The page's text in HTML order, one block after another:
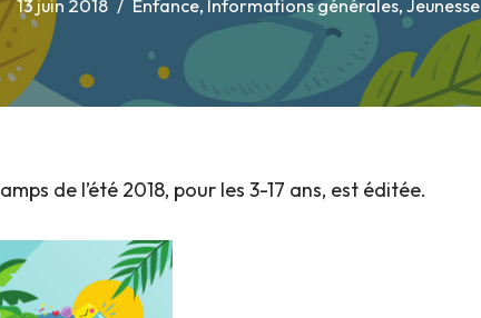
13 juin 2018 Enfance, Informations générales, Jeunesse
de l’été 2018, pour les 3-17 ans, est éditée.